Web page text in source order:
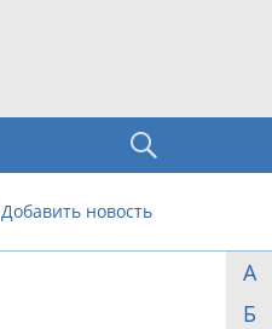
Добавить новость
А
Б